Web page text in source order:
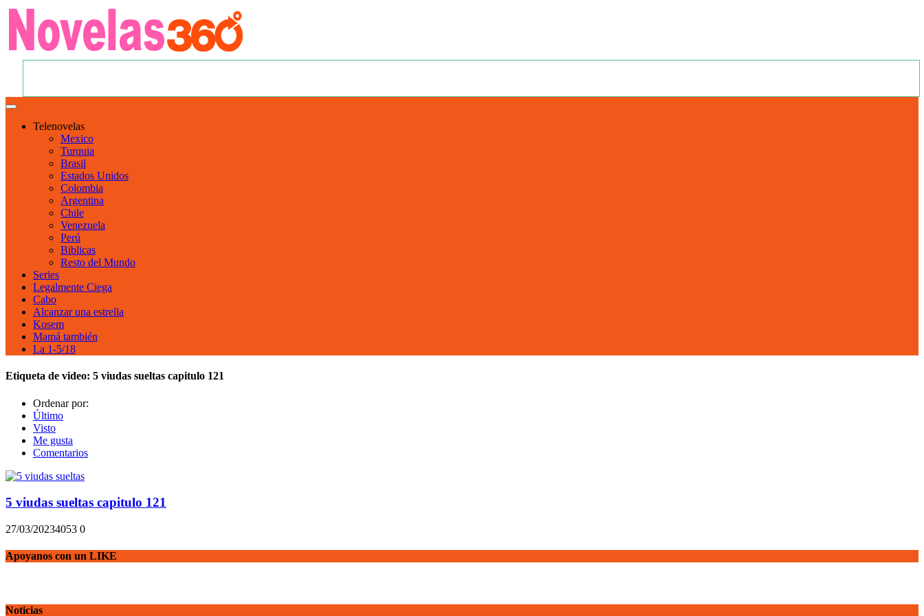
Telenovelas
Mexico
Turquia
Brasil
Estados Unidos
Colombia
Argentina
Chile
Venezuela
Perú
Biblicas
Resto del Mundo
Series
Legalmente Ciega
Cabo
Alcanzar una estrella
Kosem
Mamá también
La 1-5/18
Etiqueta de video: 5 viudas sueltas capitulo 121
Ordenar por:
Último
Visto
Me gusta
Comentarios
5 viudas sueltas capitulo 121
27/03/20234053 0
Apoyanos con un LIKE
Noticias